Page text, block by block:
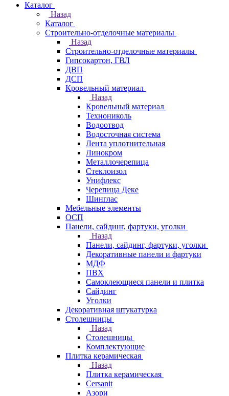
Каталог
Назад
Каталог
Строительно-отделочные материалы
Назад
Строительно-отделочные материалы
Гипсокартон, ГВЛ
ДВП
ДСП
Кровельный материал
Назад
Кровельный материал
Технониколь
Водоотвод
Водосточная система
Лента уплотнительная
Линокром
Металлочерепица
Стеклоизол
Унифлекс
Черепица Деке
Шинглас
Мебельные элементы
ОСП
Панели, сайдинг, фартуки, уголки
Назад
Панели, сайдинг, фартуки, уголки
Декоративные панели и фартуки
МДФ
ПВХ
Самоклеющиеся панели и плитка
Сайдинг
Уголки
Декоративная штукатурка
Столешницы
Назад
Столешницы
Комплектующие
Плитка керамическая
Назад
Плитка керамическая
Cersanit
Азори